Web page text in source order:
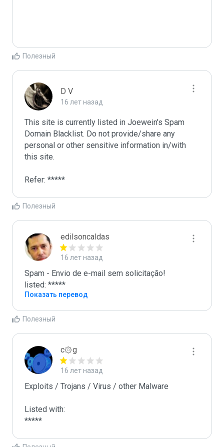
Полезный
D V
16 лет назад
This site is currently listed in Joewein's Spam
Domain Blacklist. Do not provide/share any
personal or other sensitive information in/with
this site.
Refer: *****
Полезный
edilsoncaldas
16 лет назад
Spam - Envio de e-mail sem solicitação!
listed: *****
Показать перевод
Полезный
c۞g
16 лет назад
Exploits / Trojans / Virus / other Malware
Listed with:
*****